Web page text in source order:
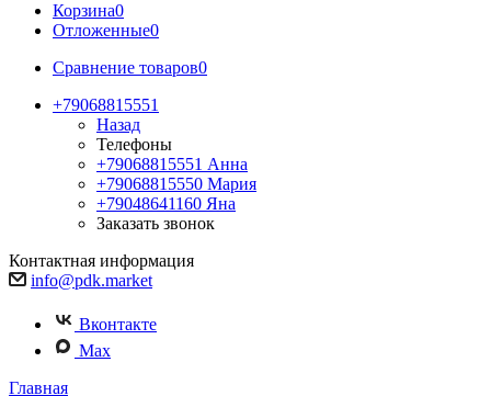
Корзина0
Отложенные0
Сравнение товаров0
+79068815551
Назад
Телефоны
+79068815551 Анна
+79068815550 Мария
+79048641160 Яна
Заказать звонок
Контактная информация
info@pdk.market
Вконтакте
Max
Главная